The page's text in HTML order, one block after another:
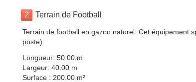
2 Terrain de Football
Terrain de football en gazon naturel. Cet équipement
poste).
Longueur: 50.00 m
Largeur: 40.00 m
Surface : 200.00 m²